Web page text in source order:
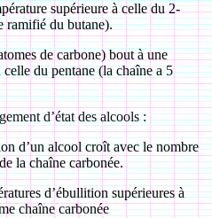
supérieure à celle du 2-
ramifié du butane).
de carbone) bout à une
du pentane (la chaîne a 5
d’état des alcools :
d’un alcool croît avec le nombre
la chaîne carbonée.
d’ébullition supérieures à
chaîne carbonée